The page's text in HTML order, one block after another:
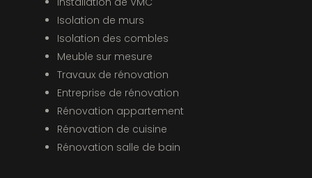
Isolation de murs
Isolation des combles
Meuble sur mesure
Travaux de rénovation
Entreprise de rénovation
Rénovation appartement
Rénovation de cuisine
Rénovation salle de bain